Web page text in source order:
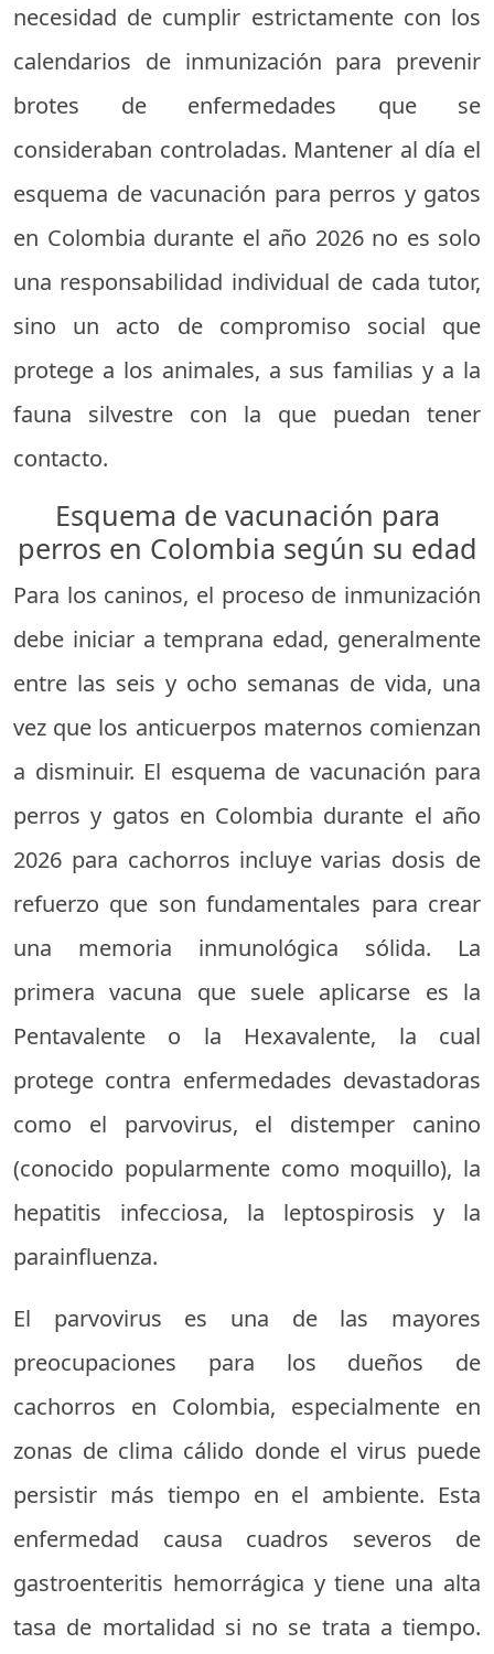
necesidad de cumplir estrictamente con los
calendarios de inmunización para prevenir
brotes de enfermedades que se
consideraban controladas. Mantener al día el
esquema de vacunación para perros y gatos
en Colombia durante el año 2026 no es solo
una responsabilidad individual de cada tutor,
sino un acto de compromiso social que
protege a los animales, a sus familias y a la
fauna silvestre con la que puedan tener
contacto.
Esquema de vacunación para
perros en Colombia según su edad
Para los caninos, el proceso de inmunización
debe iniciar a temprana edad, generalmente
entre las seis y ocho semanas de vida, una
vez que los anticuerpos maternos comienzan
a disminuir. El esquema de vacunación para
perros y gatos en Colombia durante el año
2026 para cachorros incluye varias dosis de
refuerzo que son fundamentales para crear
una memoria inmunológica sólida. La
primera vacuna que suele aplicarse es la
Pentavalente o la Hexavalente, la cual
protege contra enfermedades devastadoras
como el parvovirus, el distemper canino
(conocido popularmente como moquillo), la
hepatitis infecciosa, la leptospirosis y la
parainfluenza.
El parvovirus es una de las mayores
preocupaciones para los dueños de
cachorros en Colombia, especialmente en
zonas de clima cálido donde el virus puede
persistir más tiempo en el ambiente. Esta
enfermedad causa cuadros severos de
gastroenteritis hemorrágica y tiene una alta
tasa de mortalidad si no se trata a tiempo.